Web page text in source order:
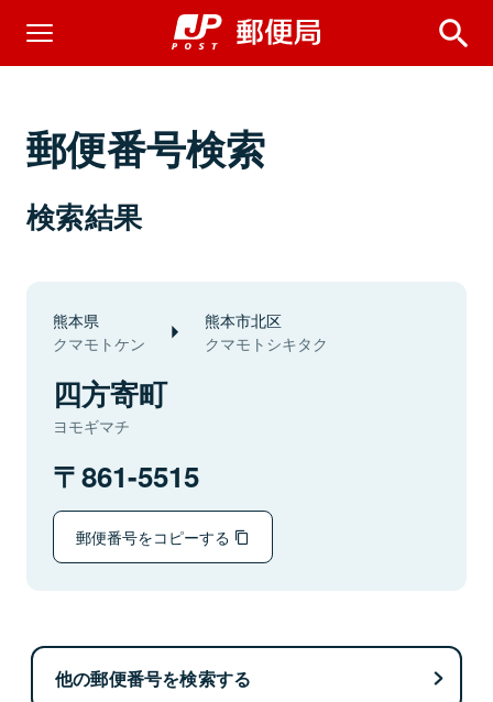
郵便番号検索
検索結果
熊本県
クマモトケン
熊本市北区
クマモトシキタク
四方寄町
ヨモギマチ
861-5515
郵便番号をコピーする
他の郵便番号を検索する